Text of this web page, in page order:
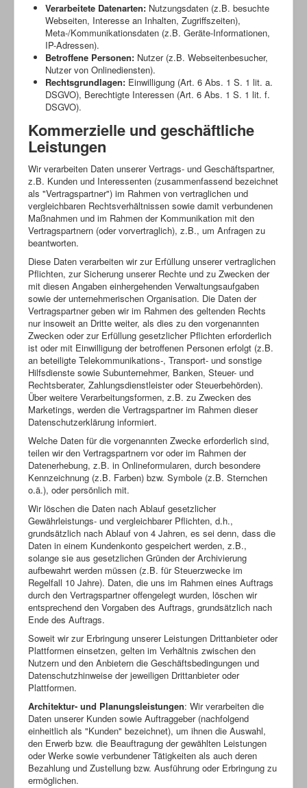
Verarbeitete Datenarten: Nutzungsdaten (z.B. besuchte
Webseiten, Interesse an Inhalten, Zugriffszeiten),
Meta-/Kommunikationsdaten (z.B. Geräte-Informationen,
IP-Adressen).
Betroffene Personen: Nutzer (z.B. Webseitenbesucher,
Nutzer von Onlinediensten).
Rechtsgrundlagen: Einwilligung (Art. 6 Abs. 1 S. 1 lit. a.
DSGVO), Berechtigte Interessen (Art. 6 Abs. 1 S. 1 lit. f.
DSGVO).
Kommerzielle und geschäftliche
Leistungen
Wir verarbeiten Daten unserer Vertrags- und Geschäftspartner,
z.B. Kunden und Interessenten (zusammenfassend bezeichnet
als "Vertragspartner") im Rahmen von vertraglichen und
vergleichbaren Rechtsverhältnissen sowie damit verbundenen
Maßnahmen und im Rahmen der Kommunikation mit den
Vertragspartnern (oder vorvertraglich), z.B., um Anfragen zu
beantworten.
Diese Daten verarbeiten wir zur Erfüllung unserer vertraglichen
Pflichten, zur Sicherung unserer Rechte und zu Zwecken der
mit diesen Angaben einhergehenden Verwaltungsaufgaben
sowie der unternehmerischen Organisation. Die Daten der
Vertragspartner geben wir im Rahmen des geltenden Rechts
nur insoweit an Dritte weiter, als dies zu den vorgenannten
Zwecken oder zur Erfüllung gesetzlicher Pflichten erforderlich
ist oder mit Einwilligung der betroffenen Personen erfolgt (z.B.
an beteiligte Telekommunikations-, Transport- und sonstige
Hilfsdienste sowie Subunternehmer, Banken, Steuer- und
Rechtsberater, Zahlungsdienstleister oder Steuerbehörden).
Über weitere Verarbeitungsformen, z.B. zu Zwecken des
Marketings, werden die Vertragspartner im Rahmen dieser
Datenschutzerklärung informiert.
Welche Daten für die vorgenannten Zwecke erforderlich sind,
teilen wir den Vertragspartnern vor oder im Rahmen der
Datenerhebung, z.B. in Onlineformularen, durch besondere
Kennzeichnung (z.B. Farben) bzw. Symbole (z.B. Sternchen
o.ä.), oder persönlich mit.
Wir löschen die Daten nach Ablauf gesetzlicher
Gewährleistungs- und vergleichbarer Pflichten, d.h.,
grundsätzlich nach Ablauf von 4 Jahren, es sei denn, dass die
Daten in einem Kundenkonto gespeichert werden, z.B.,
solange sie aus gesetzlichen Gründen der Archivierung
aufbewahrt werden müssen (z.B. für Steuerzwecke im
Regelfall 10 Jahre). Daten, die uns im Rahmen eines Auftrags
durch den Vertragspartner offengelegt wurden, löschen wir
entsprechend den Vorgaben des Auftrags, grundsätzlich nach
Ende des Auftrags.
Soweit wir zur Erbringung unserer Leistungen Drittanbieter oder
Plattformen einsetzen, gelten im Verhältnis zwischen den
Nutzern und den Anbietern die Geschäftsbedingungen und
Datenschutzhinweise der jeweiligen Drittanbieter oder
Plattformen.
Architektur- und Planungsleistungen: Wir verarbeiten die
Daten unserer Kunden sowie Auftraggeber (nachfolgend
einheitlich als "Kunden" bezeichnet), um ihnen die Auswahl,
den Erwerb bzw. die Beauftragung der gewählten Leistungen
oder Werke sowie verbundener Tätigkeiten als auch deren
Bezahlung und Zustellung bzw. Ausführung oder Erbringung zu
ermöglichen.